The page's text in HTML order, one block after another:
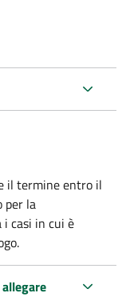
il termine entro il
per la
casi in cui è